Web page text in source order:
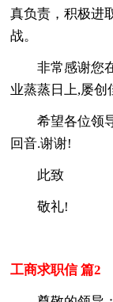
真负责，积极进
战。
非常感谢您
业蒸蒸日上,屡创
希望各位领
回音.谢谢!
此致
敬礼!
工商求职信 篇2